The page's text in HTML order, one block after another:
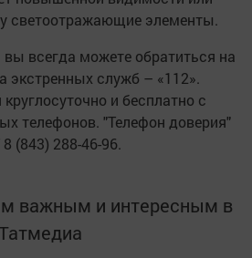
светоотражающие элементы.
всегда можете обратиться на
экстренных служб – «112».
и бесплатно с
телефонов. "Телефон доверия"
(843) 288-46-96.
важным и интересным в